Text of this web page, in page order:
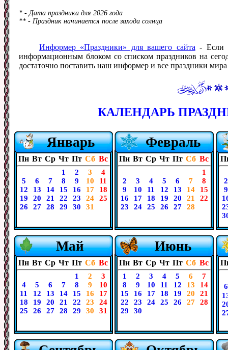
* - Дата праздника для 2026 года
** - Праздник начинается после захода солнца
Информер «Праздники» для вашего сайта - Если
информационным блоком со списком праздников на
достаточно поставить наш информер и все праздники мира
КАЛЕНДАРЬ
Январь
Пн Вт Ср Чт Пт Сб Вс
1 2 3
4
5
6 7 8 9 10
11
12
13 14 15 16 17
18
19
20 21 22 23 24
25
26
27 28 29 30 31
Февраль
Пн Вт Ср Чт Пт Сб Вс
1
2
3 4 5 6 7
8
9
10 11 12 13 14
15
16
17 18 19 20 21
22
23
24 25 26 27 28
2
9
Май
Пн Вт Ср Чт Пт Сб Вс
1 2
3
4
5 6 7 8 9
10
11
12 13 14 15 16
17
18
19 20 21 22 23
24
25
26 27 28 29 30 31
Июнь
Пн Вт Ср Чт Пт Сб Вс
1 2 3 4 5 6
7
8
9 10 11 12 13
14
15
16 17 18 19 20
21
22
23 24 25 26 27
28
29
30
6